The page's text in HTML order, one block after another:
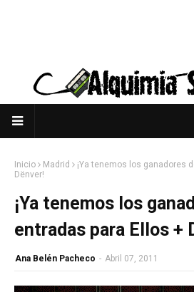
Inicio Madrid
¡Ya tenemos los ganadores
Dënver!
¡Ya tenemos los
entradas para Ellos +
Ana Belén Pacheco - Abril 07, 2011